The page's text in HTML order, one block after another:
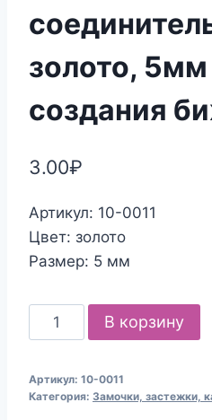
золото, 5мм
создания
3.00₽
Артикул: 10-0011
Цвет: золото
Размер: 5 мм
Количество
товара
соединительное,
В корзину
Артикул: 10-0011
Категория: Замочки, застежки,